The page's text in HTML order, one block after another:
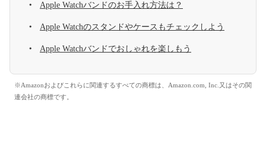
Apple Watchバンドのお手入れ方法は？
Apple Watchのスタンドやケースもチェックしよう
Apple Watchバンドでおしゃれを楽しもう
※Amazonおよびこれらに関連するすべての商標は、Amazon.com, Inc.又はその関
連会社の商標です。